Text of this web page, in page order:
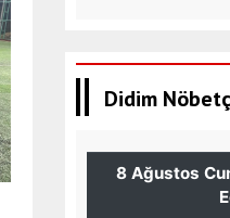
Didim